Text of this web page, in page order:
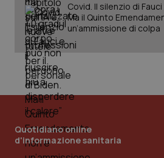
Covid. Il silenzio di
Ma il Quinto
un’ammissione di colpa
Quotidiano online
d'informazione sanitaria
PHPSESSID